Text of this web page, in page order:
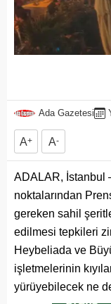
Ada Gazetesi
A+ A-
ADALAR, İstanbul
noktalarından
gereken sahil
edilmesi tepkileri
Heybeliada ve
işletmelerinin
yürüyebilecek ne